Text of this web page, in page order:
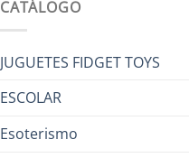
CATÁLOGO
JUGUETES FIDGET TOYS
ESCOLAR
Esoterismo